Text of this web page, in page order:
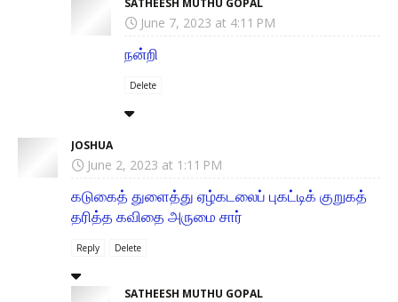
SATHEESH MUTHU GOPAL
June 7, 2023 at 4:11 PM
நன்றி
Delete
JOSHUA
June 2, 2023 at 1:11 PM
கடுகைத் துளைத்து ஏழ்கடலைப் புகட்டிக் குறுகத்
தரித்த கவிதை அருமை சார்
Reply Delete
SATHEESH MUTHU GOPAL